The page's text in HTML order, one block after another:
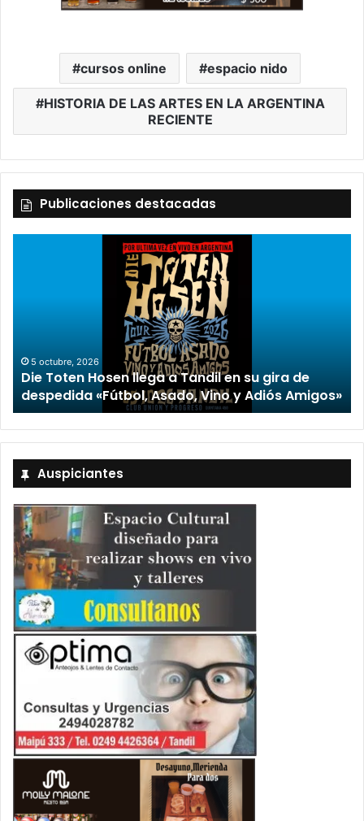
cursos online espacio nido
HISTORIA DE LAS ARTES EN LA ARGENTINA
RECIENTE
Publicaciones destacadas
“TIRRIA” llega a Tandil con un elenco de lujo
encabezado por Capusotto, Spregelburd y
Stefani
Auspiciantes